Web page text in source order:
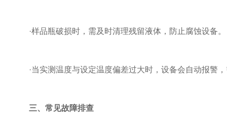
·样品瓶破损时，需及时清理残留液体，防止腐蚀设备。
·当实测温度与设定温度偏差过大时，设备会自动报警，
三、常见故障排查